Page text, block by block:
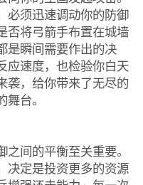
必须迅速调动你的防御
否将弓箭手布置在城墙
是瞬间需要作出的决
应速度，也检验你白天
袭，给你带来了无尽的
台。
间的平衡至关重要。
决定是投资更多的资源